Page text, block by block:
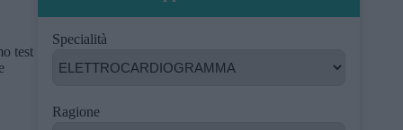
Specialità
Ragione
test